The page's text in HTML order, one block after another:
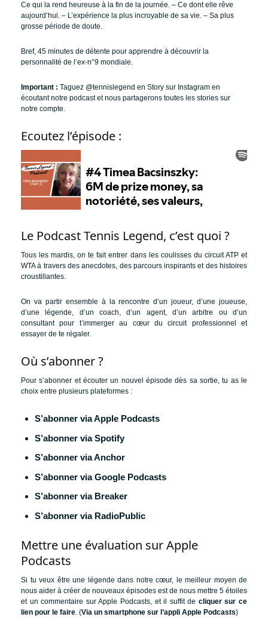
Ce qui la rend heureuse à la fin de la journée. – Ce dont elle rêve
aujourd’hui. – L’expérience la plus incroyable de sa vie. – Sa plus
grosse période de doute.
Bref, 45 minutes de détente pour apprendre à découvrir la
personnalité de l’ex-n°9 mondiale.
Important : Taguez @tennislegend en Story sur Instagram en
écoutant notre podcast et nous partagerons toutes les stories sur
notre compte.
Ecoutez l’épisode :
Le Podcast Tennis Legend, c’est quoi ?
Tous les mardis, on te fait entrer dans les coulisses du circuit ATP et
WTA à travers des anecdotes, des parcours inspirants et des histoires
croustillantes.
On va partir ensemble à la rencontre d’un joueur, d’une joueuse,
d’une légende, d’un coach, d’un agent, d’un arbitre ou d’un
consultant pour t’immerger au cœur du circuit professionnel et
essayer de te régaler.
Où s’abonner ?
Pour s’abonner et écouter un nouvel épisode dès sa sortie, tu as le
choix entre plusieurs plateformes :
S’abonner via Apple Podcasts
S’abonner via Spotify
S’abonner via Anchor
S’abonner via Google Podcasts
S’abonner via Breaker
S’abonner via RadioPublic
Mettre une évaluation sur Apple
Podcasts
Si tu veux être une légende dans notre cœur, le meilleur moyen de
nous aider à créer de nouveaux épisodes est de nous mettre 5 étoiles
et un commentaire sur Apple Podcasts, et il suffit de cliquer sur ce
lien pour le faire . (Via un smartphone sur l’appli Apple Podcasts)